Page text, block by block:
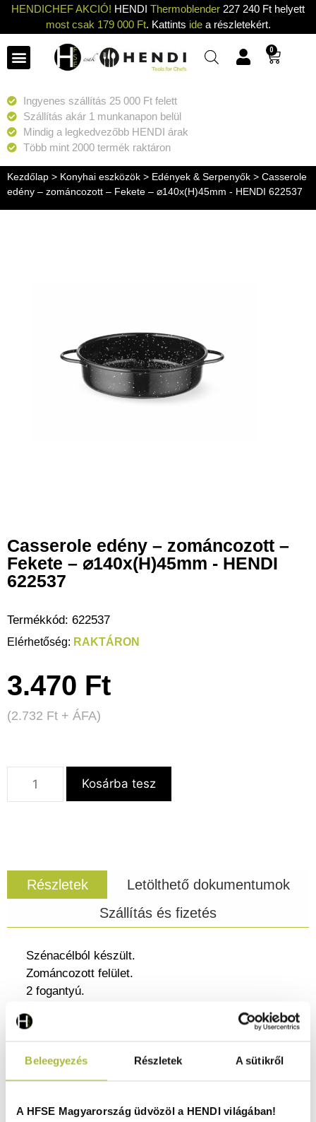
Beleegyezés Részletek A sütikről
A HFSE Magyarország üdvözöl a HENDI világában!
HENDICHEF AKCIÓ! HENDI Thermoblender 227 240 Ft helyett
most csak 179 000 Ft. Kattints idea részletekért.
0
Ingyenes szállítás 25 000 Ft felett
Szállítás akár 1 munkanapon belül
Mindig a legkedvezőbb HENDI árak
Több mint 2000 termék raktáron
Kezdőlap > Konyhai eszközök > Edények & Serpenyők > Casserole
edény – zománcozott – Fekete – ⌀140x(H)45mm - HENDI 622537
Casserole edény – zománcozott –
Fekete – ⌀140x(H)45mm - HENDI
622537
Termékkód: 622537
RAKTÁRON
3.470 Ft
(2.732 Ft + ÁFA)
Kosárba tesz
Részletek
Letölthető dokumentumok
Szállítás és fizetés
Szénacélból készült.
Zománcozott felület.
2 fogantyú.
tűzhelyekhez.
Zománcozott felületének köszönhetően könnyen
tisztítható.
Sokoldalú használat – alkalmas gáz-, kerámia- és